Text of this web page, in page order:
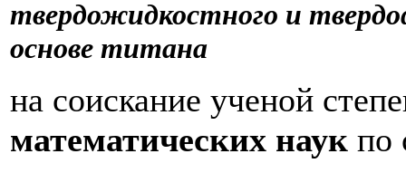
твердожидкостного и
основе титана
на соискание ученой
математических наук по